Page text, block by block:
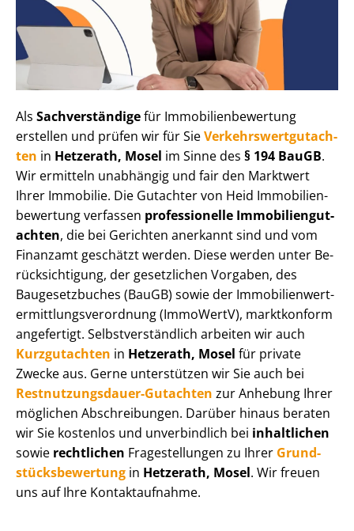
Als Sachverständigefür Im­mo­bi­li­en­be­wer­tung
erstellen und prüfen wir für SieVer­kehrs­wert­gut­ach­
ten in Hetzerath, Mosel im Sinne des § 194 BauGB.
Wir ermitteln unabhängig und fair den Marktwert
Ihrer Immobilie. Die Gutachter von Heid Im­mo­bi­li­en­
be­wer­tung verfassen professionelle Im­mo­bi­li­en­gut­
ach­ten, die bei Gerichten anerkannt sind und vom
Finanzamt geschätzt werden. Diese werden unter Be­
rück­sich­ti­gung, der gesetzlichen Vorgaben, des
Baugesetzbuches (BauGB) sowie der Im­mo­bi­li­en­wert­
ermitt­lungs­ver­ord­nung (ImmoWertV), marktkonform
angefertigt. Selbst­ver­ständ­lich arbeiten wir auch
Kurzgutachten in Hetzerath, Mosel für private
Zwecke aus. Gerne unterstützen wir Sie auch bei
Rest­nut­zungs­dau­er-Gutachten zur Anhebung Ihrer
möglichen Abschreibungen. Darüber hinaus beraten
wir Sie kostenlos und unverbindlich bei inhaltlichen
sowie rechtlichen Fragestellungen zu Ihrer Grund­
stücks­be­wer­tung in Hetzerath, Mosel. Wir freuen
uns auf Ihre Kontaktaufnahme.